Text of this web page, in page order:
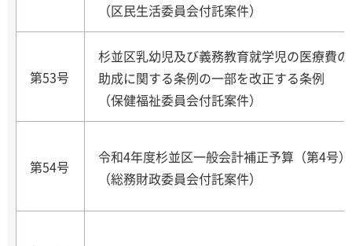
（区民生活委員会付託案件）
第53号
杉並区乳幼児及び義務教育就学児の医療費の
助成に関する条例の一部を改正する条例
（保健福祉委員会付託案件）
第54号
令和4年度杉並区一般会計補正予算（第4号）
（総務財政委員会付託案件）